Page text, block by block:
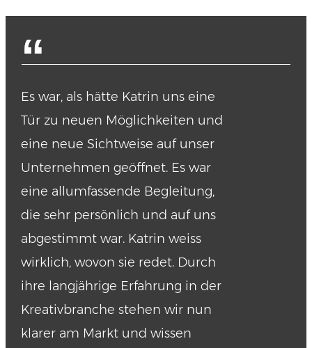
“
Es war, als hätte Katrin uns eine
Tür zu neuen Möglichkeiten und
eine neue Sichtweise auf unser
Unternehmen geöffnet. Es war
eine allumfassende Begleitung,
die sehr persönlich und auf uns
abgestimmt war. Katrin weiss
wirklich, wovon sie redet. Durch
ihre langjährige Erfahrung in der
Kreativbranche stehen wir nun
klarer am Markt und wissen